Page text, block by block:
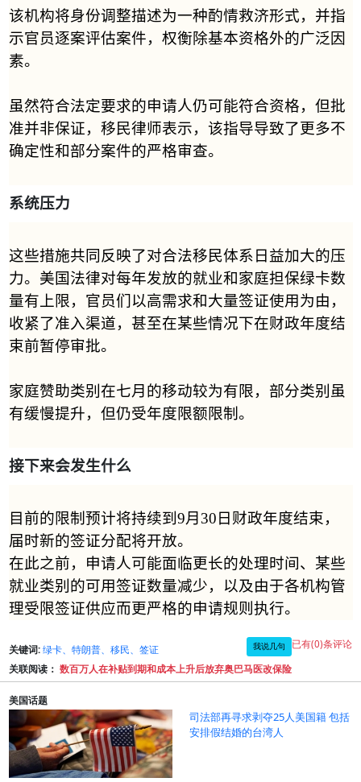
该机构将身份调整描述为一种酌情救济形式，并指
示官员逐案评估案件，权衡除基本资格外的广泛因
素。
虽然符合法定要求的申请人仍可能符合资格，但批
准并非保证，移民律师表示，该指导导致了更多不
确定性和部分案件的严格审查。
系统压力
这些措施共同反映了对合法移民体系日益加大的压
力。美国法律对每年发放的就业和家庭担保绿卡数
量有上限，官员们以高需求和大量签证使用为由，
收紧了准入渠道，甚至在某些情况下在财政年度结
束前暂停审批。
家庭赞助类别在七月的移动较为有限，部分类别虽
有缓慢提升，但仍受年度限额限制。
接下来会发生什么
目前的限制预计将持续到 9月 30日财政年度结束，
届时新的签证分配将开放。
在此之前，申请人可能面临更长的处理时间、某些
就业类别的可用签证数量减少，以及由于各机构管
理受限签证供应而更严格的申请规则执行。
关键词: 绿卡、特朗普、移民、签证 我说几句 已有(0)条评论
关联阅读： 数百万人在补贴到期和成本上升后放弃奥巴马医改保险
美国话题
司法部再寻求剥夺25人美国籍 包括
安排假结婚的台湾人